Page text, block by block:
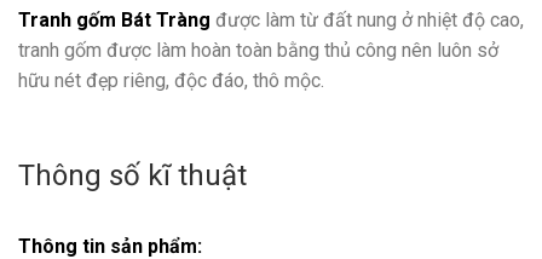
Tranh gốm Bát Tràng được làm từ đất nung ở nhiệt độ cao,
tranh gốm được làm hoàn toàn bằng thủ công nên luôn sở
hữu nét đẹp riêng, độc đáo, thô mộc.
Thông số kĩ thuật
Thông tin sản phẩm: